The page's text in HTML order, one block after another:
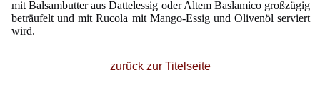
mit Balsambutter aus Dattelessig oder Altem Baslamico großzügig
beträufelt und mit Rucola mit Mango-Essig und Olivenöl serviert
wird.
zurück zur Titelseite